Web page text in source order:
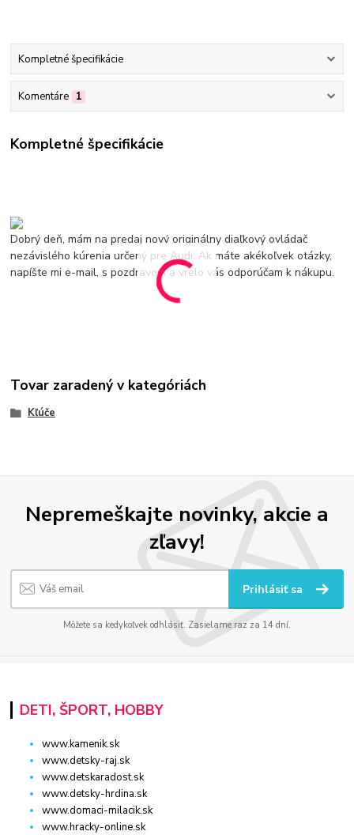
Kompletné špecifikácie
Komentáre 1
Kompletné špecifikácie
Dobrý deň, mám na predaj nový originálny diaľkový ovládač
nezávislého kúrenia určený pre Audi. Ak máte akékoľvek otázky,
napíšte mi e-mail, s pozdravom a vrelo vás odporúčam k nákupu.
Tovar zaradený v kategóriách
Kľúče
Nepremeškajte novinky, akcie a
zľavy!
Prihlásiť sa
Môžete sa kedykoľvek odhlásiť. Zasielame raz za 14 dní.
DETI, ŠPORT, HOBBY
www.kamenik.sk
www.detsky-raj.sk
www.detskaradost.sk
www.detsky-hrdina.sk
www.domaci-milacik.sk
www.hracky-online.sk